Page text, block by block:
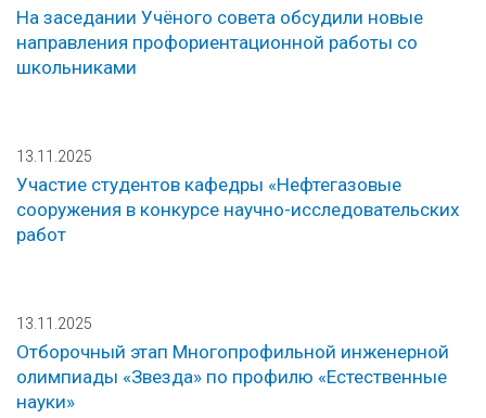
На заседании Учёного совета обсудили новые
направления профориентационной работы со
школьниками
13.11.2025
Участие студентов кафедры «Нефтегазовые
сооружения в конкурсе научно-исследовательских
работ
13.11.2025
Отборочный этап Многопрофильной инженерной
олимпиады «Звезда» по профилю «Естественные
науки»